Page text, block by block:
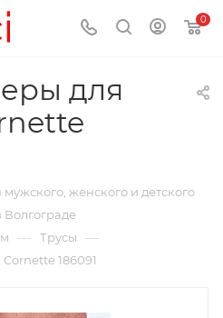
0
для
женского и детского
Волгограде
— Трусы —
186091